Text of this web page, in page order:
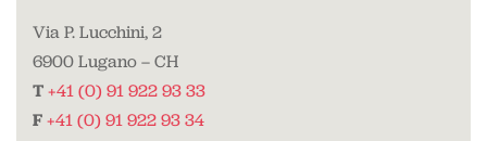
Via P. Lucchini, 2
6900 Lugano – CH
T +41 (0) 91 922 93 33
F +41 (0) 91 922 93 34